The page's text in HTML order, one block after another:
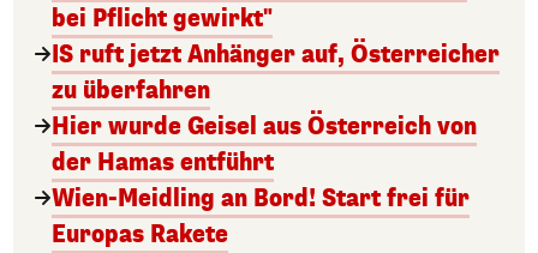
bei Pflicht gewirkt"
IS ruft jetzt Anhänger auf, Österreicher
zu überfahren
Hier wurde Geisel aus Österreich von
der Hamas entführt
Wien-Meidling an Bord! Start frei für
Europas Rakete